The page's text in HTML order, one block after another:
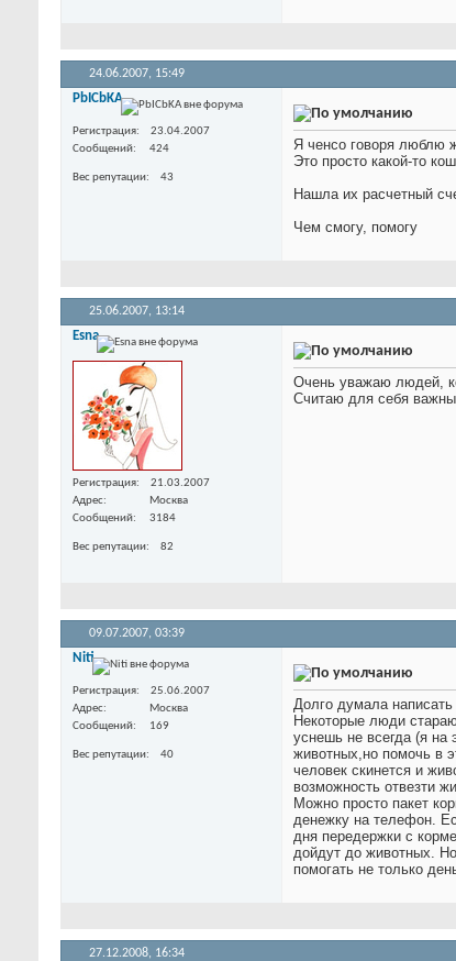
24.06.2007, 15:49
PbICbKA
Регистрация
23.04.2007
Сообщений
424
Вес репутации 43
Я ченсо говоря люблю
Это просто какой-то
Нашла их расчетный
Чем смогу, помогу
25.06.2007, 13:14
Esna
Регистрация
21.03.2007
Адрес
Москва
Сообщений
3184
Вес репутации 82
Очень уважаю людей,
Считаю для себя
09.07.2007, 03:39
Niti
Регистрация
25.06.2007
Адрес
Москва
Сообщений
169
Вес репутации 40
Долго думала
Некоторые люди
уснешь не всегда (я на
животных,но помочь в
человек скинется и
возможность отвезти
Можно просто пакет
денежку на телефон.
дня передержки с
дойдут до животных.
помогать не только
27.12.2008, 16:34